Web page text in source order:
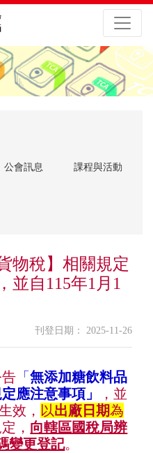
公會訊息 課程與活動
物稅】相關規定
並自115年1月1
刊登日期： 2025-11-26
告 「無添加糖飲料品
應注意事項」
，並
效， 以出廠日期為
， 向轄區國稅局辨
變更登記。